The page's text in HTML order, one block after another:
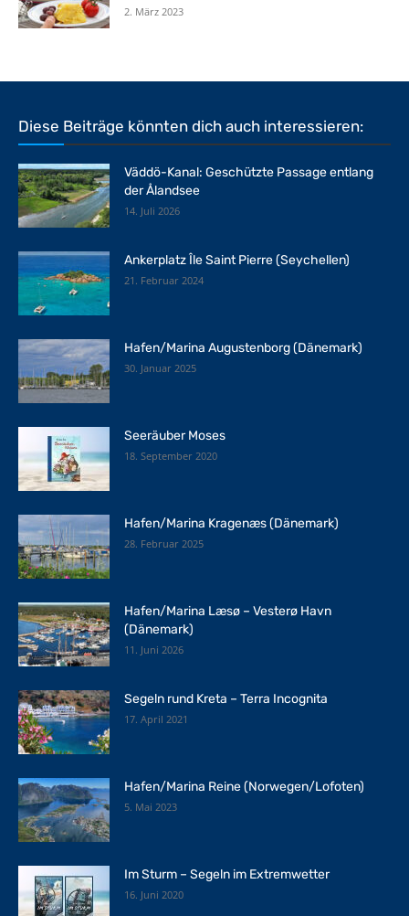
2. März 2023
Diese Beiträge könnten dich auch interessieren:
Väddö-Kanal: Geschützte Passage entlang
der Ålandsee
14. Juli 2026
Ankerplatz Île Saint Pierre (Seychellen)
21. Februar 2024
Hafen/Marina Augustenborg (Dänemark)
30. Januar 2025
Seeräuber Moses
18. September 2020
Hafen/Marina Kragenæs (Dänemark)
28. Februar 2025
Hafen/Marina Læsø – Vesterø Havn
(Dänemark)
11. Juni 2026
Segeln rund Kreta – Terra Incognita
17. April 2021
Hafen/Marina Reine (Norwegen/Lofoten)
5. Mai 2023
Im Sturm – Segeln im Extremwetter
16. Juni 2020